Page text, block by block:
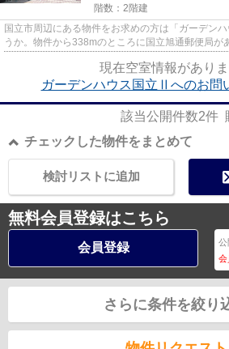
階数：2階建
国立市周辺にある物件をお求めの方は「ガーデン
うか。物件から338mのところに国立旭通郵便局が
現在空室情報がありま
ガーデンハウス国立Ⅱへのお問
該当公開件数2件
チェックした物件をまとめて
検討リストに追加
無料会員登録はこちら
会員登録
さらに条件を絞り